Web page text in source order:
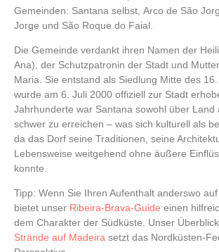
Gemeinden: Santana selbst, Arco de São
Jorge und São Roque do Faial
Die Gemeinde verdankt ihren Namen der
Ana), der Schutzpatronin der Stadt und
Maria. Sie entstand als Siedlung Mitte des
wurde am 6. Juli 2000 offiziell zur Stadt
Jahrhunderte war Santana sowohl über Land
schwer zu erreichen – was sich kulturell als
da das Dorf seine Traditionen, seine
Lebensweise weitgehend ohne äußere
konnte.
Tipp: Wenn Sie Ihren Aufenthalt anderswo
bietet unser Ribeira-Brava-Guide einen
dem Charakter der Südküste. Unser
Strände auf Madeira setzt das Nordküsten-